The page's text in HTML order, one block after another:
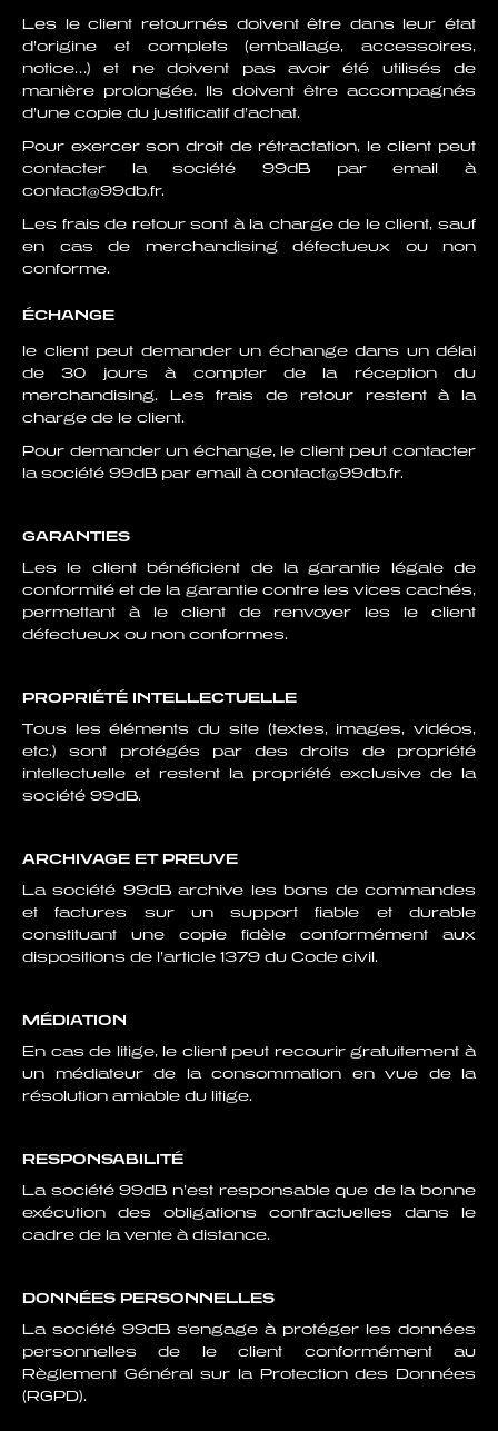
Les le client retournés doivent être dans leur état
d’origine et complets (emballage, accessoires,
notice…) et ne doivent pas avoir été utilisés de
manière prolongée. Ils doivent être accompagnés
d’une copie du justificatif d’achat.
Pour exercer son droit de rétractation, le client peut
contacter la société 99dB par email à
contact@99db.fr.
Les frais de retour sont à la charge de le client, sauf
en cas de merchandising défectueux ou non
conforme.
ÉCHANGE
le client peut demander un échange dans un délai
de 30 jours à compter de la réception du
merchandising. Les frais de retour restent à la
charge de le client.
Pour demander un échange, le client peut contacter
la société 99dB par email à contact@99db.fr.
GARANTIES
Les le client bénéficient de la garantie légale de
conformité et de la garantie contre les vices cachés,
permettant à le client de renvoyer les le client
défectueux ou non conformes.
PROPRIÉTÉ INTELLECTUELLE
Tous les éléments du site (textes, images, vidéos,
etc.) sont protégés par des droits de propriété
intellectuelle et restent la propriété exclusive de la
société 99dB.
ARCHIVAGE ET PREUVE
La société 99dB archive les bons de commandes
et factures sur un support fiable et durable
constituant une copie fidèle conformément aux
dispositions de l’article 1379 du Code civil.
MÉDIATION
En cas de litige, le client peut recourir gratuitement à
un médiateur de la consommation en vue de la
résolution amiable du litige.
RESPONSABILITÉ
La société 99dB n’est responsable que de la bonne
exécution des obligations contractuelles dans le
cadre de la vente à distance.
DONNÉES PERSONNELLES
La société 99dB s'engage à protéger les données
personnelles de le client conformément au
Règlement Général sur la Protection des Données
(RGPD).